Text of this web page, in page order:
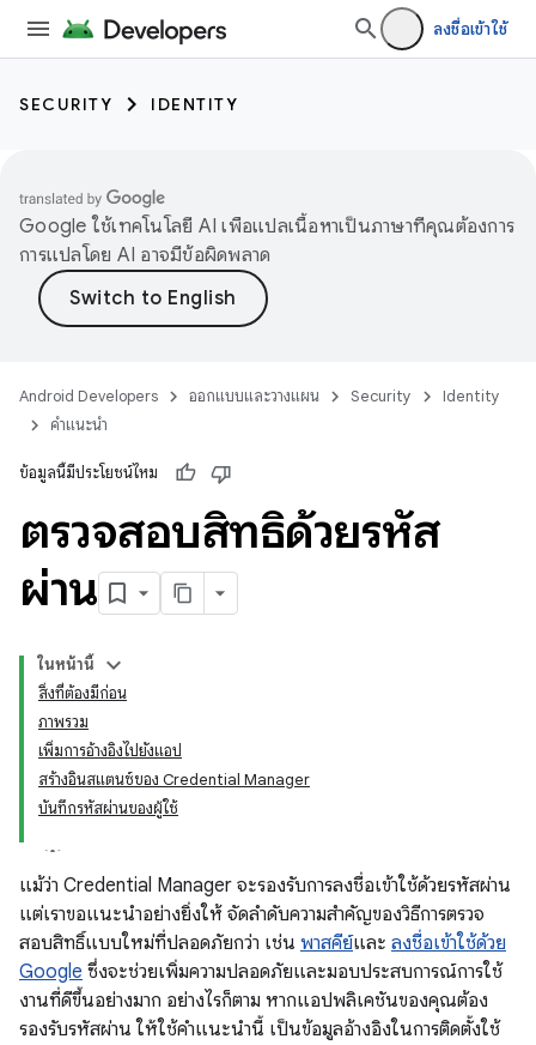
ลงชื่อเข้าใช้
SECURITY IDENTITY
Google ใช้เทคโนโลยี AI เพื่อแปลเนื้อหาเป็นภาษาที่คุณต้องการ
การแปลโดย AI อาจมีข้อผิดพลาด
Android Developers ออกแบบและวางแผน Security
Identity
คำแนะนำ
ข้อมูลนี้มีประโยชน์ไหม
ตรวจสอบสิทธิ์ด้วยรหัส
ผ่าน
ในหน้านี้
สิ่งที่ต้องมีก่อน
ภาพรวม
เพิ่มการอ้างอิงไปยังแอป
สร้างอินสแตนซ์ของ Credential Manager
บันทึกรหัสผ่านของผู้ใช้
แม้ว่า Credential Manager จะรองรับการลงชื่อเข้าใช้ด้วยรหัสผ่าน
แต่เราขอแนะนำอย่างยิ่งให้ จัดลำดับความสำคัญของวิธีการตรวจ
สอบสิทธิ์แบบใหม่ที่ปลอดภัยกว่า เช่น พาสคีย์และ ลงชื่อเข้าใช้ด้วย
Google ซึ่งจะช่วยเพิ่มความปลอดภัยและมอบประสบการณ์การใช้
งานที่ดีขึ้นอย่างมาก อย่างไรก็ตาม หากแอปพลิเคชันของคุณต้อง
รองรับรหัสผ่าน ให้ใช้คำแนะนำนี้ เป็นข้อมูลอ้างอิงในการติดตั้งใช้